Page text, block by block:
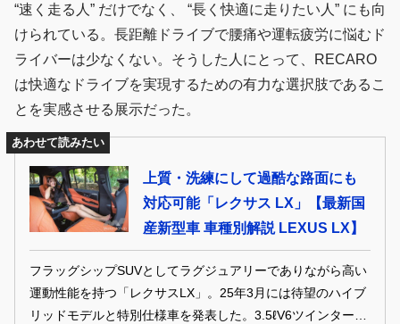
“速く走る人” だけでなく、 “長く快適に走りたい人” にも向
けられている。長距離ドライブで腰痛や運転疲労に悩むド
ライバーは少なくない。そうした人にとって、RECARO
は快適なドライブを実現するための有力な選択肢であるこ
とを実感させる展示だった。
あわせて読みたい
上質・洗練にして過酷な路面にも
対応可能「レクサス LX」【最新国
産新型車 車種別解説 LEXUS LX】
フラッグシップSUVとしてラグジュアリーでありながら高い
運動性能を持つ「レクサスLX」。25年3月には待望のハイブ
リッドモデルと特別仕様車を発表した。3.5ℓV6ツインターボ